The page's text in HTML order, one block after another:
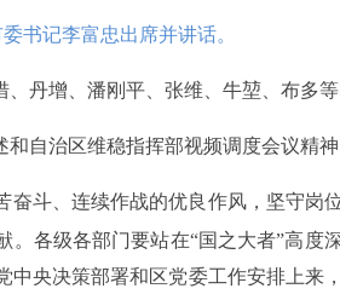
委书记李富忠出席并讲话。
丹增、潘刚平、张维、牛堃、布多等
自治区维稳指挥部视频调度会议精
斗、连续作战的优良作风，坚守岗
各级各部门要站在“国之大者”高度
央决策部署和区党委工作安排上来